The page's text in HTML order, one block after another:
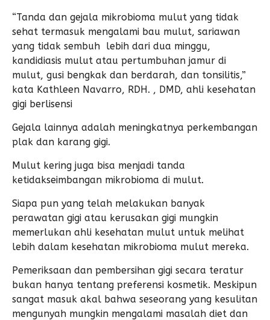
“Tanda dan gejala mikrobioma mulut yang tidak
sehat termasuk mengalami bau mulut, sariawan
yang tidak sembuh lebih dari dua minggu,
kandidiasis mulut atau pertumbuhan jamur di
mulut, gusi bengkak dan berdarah, dan tonsilitis,”
kata Kathleen Navarro, RDH. , DMD, ahli kesehatan
gigi berlisensi
Gejala lainnya adalah meningkatnya perkembangan
plak dan karang gigi.
Mulut kering juga bisa menjadi tanda
ketidakseimbangan mikrobioma di mulut.
Siapa pun yang telah melakukan banyak
perawatan gigi atau kerusakan gigi mungkin
memerlukan ahli kesehatan mulut untuk melihat
lebih dalam kesehatan mikrobioma mulut mereka.
Pemeriksaan dan pembersihan gigi secara teratur
bukan hanya tentang preferensi kosmetik. Meskipun
sangat masuk akal bahwa seseorang yang kesulitan
mengunyah mungkin mengalami masalah diet dan